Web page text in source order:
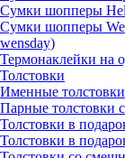
Сумки шопперы
Сумки шопперы
wensday)
Термонаклейки на
Толстовки
Именные
Парные толстовки
Толстовки в
Толстовки в